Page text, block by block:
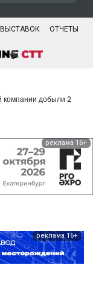
ОТЧЕТЫ
компании добыли 2
реклама 16+
реклама 16+